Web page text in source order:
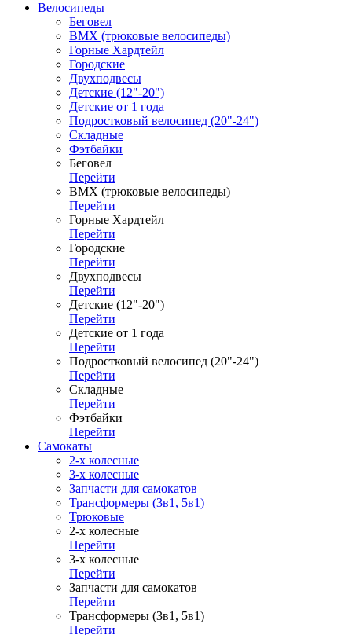
Велосипеды
Беговел
ВМХ (трюковые велосипеды)
Горные Хардтейл
Городские
Двухподвесы
Детские (12"-20")
Детские от 1 года
Подростковый велосипед (20"-24")
Складные
Фэтбайки
Беговел
Перейти
ВМХ (трюковые велосипеды)
Перейти
Горные Хардтейл
Перейти
Городские
Перейти
Двухподвесы
Перейти
Детские (12"-20")
Перейти
Детские от 1 года
Перейти
Подростковый велосипед (20"-24")
Перейти
Складные
Перейти
Фэтбайки
Перейти
Самокаты
2-х колесные
3-х колесные
Запчасти для самокатов
Трансформеры (3в1, 5в1)
Трюковые
2-х колесные
Перейти
3-х колесные
Перейти
Запчасти для самокатов
Перейти
Трансформеры (3в1, 5в1)
Перейти